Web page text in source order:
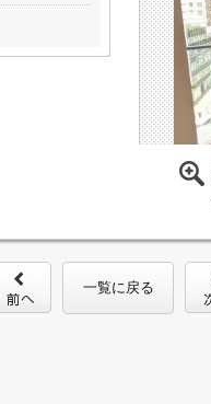
一覧に戻る